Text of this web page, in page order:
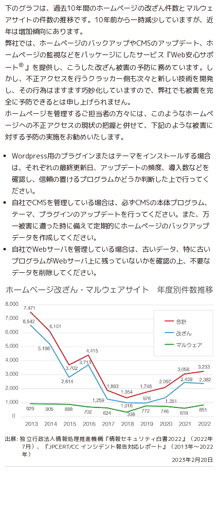
下のグラフは、過去10年間のホームページの改ざん件数とマルウェ
アサイトの件数の推移です。10年前から一時減少していますが、近
年は増加傾向にあります。
弊社では、ホームページのバックアップやCMSのアップデート、ホ
ームページの監視などをパッケージにしたサービス『Web安心サポ
ート® 』を提供し、こうした改ざん被害の予防に務めています。し
かし、不正アクセスを行うクラッカー側も次々と新しい技術を開発
し、その行為はますます巧妙化していますので、弊社でも被害を完
全に予防できるとは申し上げられません。
ホームページを管理するご担当者の方々には、このようなホームペ
ージへの不正アクセスの現状の把握と併せて、下記のような被害に
対する予防の実施をお勧めいたします。
Wordpress用のプラグインまたはテーマをインストールする場合
は、それぞれの最終更新日、アップデートの頻度、導入数などを
確認し、信頼の置けるプログラムかどうか判断した上で行ってく
ださい。
自社でCMSを管理している場合は、必ずCMSの本体プログラム、
テーマ、プラグインのアップデートを行ってください。また、万
一被害に遭った時に備えて定期的にホームページのバックアップ
データを作成してください。
自社でWebサーバを管理している場合は、古いデータ、特に古い
プログラムがWebサーバ上に残っていないかを確認の上、不要な
データを削除してください。
出展: 独立行政法人情報処理推進機構『情報セキュリティ白書2022』（2022年
7月）、『JPCERT/CC インシデント報告対応レポート』（2013年～2022
年）
2023年2月28日